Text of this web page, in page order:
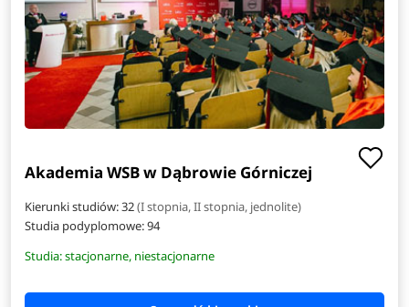
Akademia WSB w Dąbrowie Górniczej
Kierunki studiów: 32(I stopnia, II stopnia, jednolite)
Studia podyplomowe:94
Studia: stacjonarne, niestacjonarne